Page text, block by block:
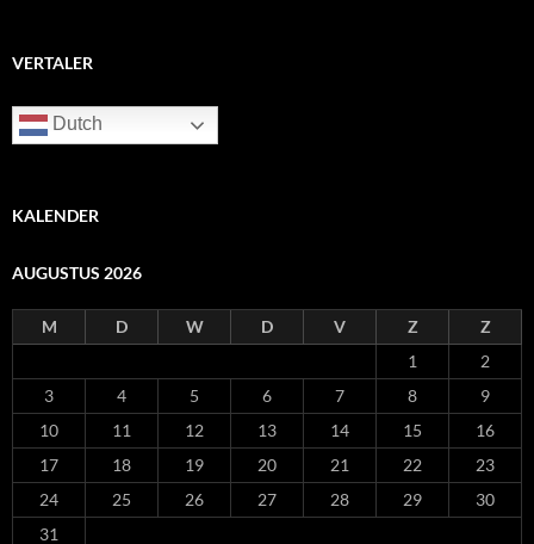
VERTALER
Dutch
KALENDER
AUGUSTUS 2026
M D W D V Z
Z
1
2
3
4 5 6 7 8
9
10
11 12 13 14 15
16
17
18 19 20 21 22
23
24
25 26 27 28 29
30
31